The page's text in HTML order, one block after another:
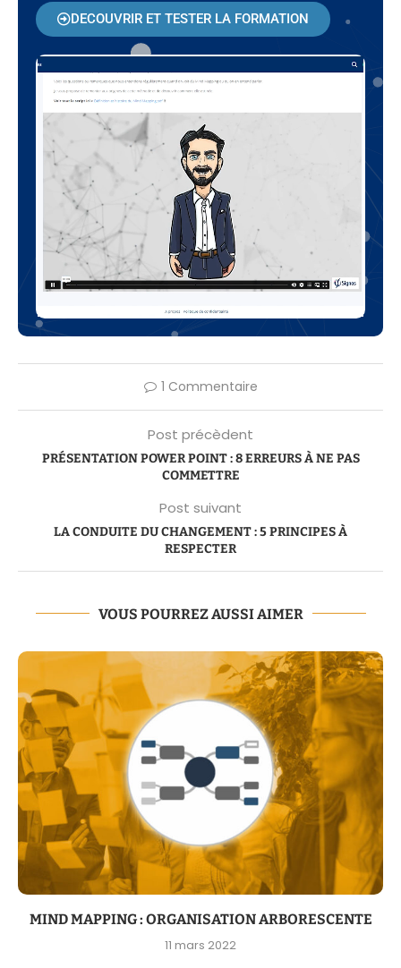
DECOUVRIR ET TESTER LA FORMATION
1 Commentaire
Post précèdent
PRÉSENTATION POWER POINT : 8 ERREURS À NE PAS
COMMETTRE
Post suivant
LA CONDUITE DU CHANGEMENT : 5 PRINCIPES À
RESPECTER
VOUS POURREZ AUSSI AIMER
MIND MAPPING : ORGANISATION ARBORESCENTE
11 mars 2022